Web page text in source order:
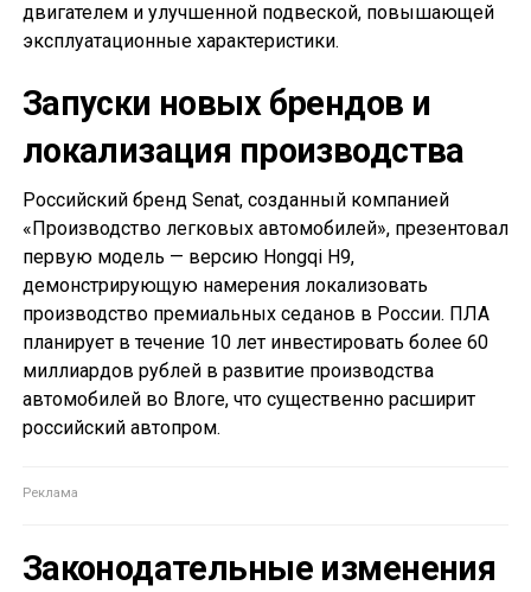
двигателем и улучшенной подвеской, повышающей
эксплуатационные характеристики.
Запуски новых брендов и
локализация производства
Российский бренд Senat, созданный компанией
«Производство легковых автомобилей», презентовал
первую модель — версию Hongqi H9,
демонстрирующую намерения локализовать
производство премиальных седанов в России. ПЛА
планирует в течение 10 лет инвестировать более 60
миллиардов рублей в развитие производства
автомобилей во Влоге, что существенно расширит
российский автопром.
Законодательные изменения